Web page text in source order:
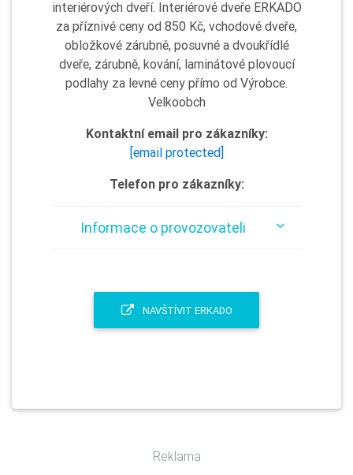
interiérových dveří. Interiérové dveře ERKADO
za příznivé ceny od 850 Kč, vchodové dveře,
obložkové zárubně, posuvné a dvoukřídlé
dveře, zárubně, kování, laminátové plovoucí
podlahy za levné ceny přímo od Výrobce.
Velkoobch
Kontaktní email pro zákazníky:
[email protected]
Telefon pro zákazníky:
Informace o provozovateli
NAVŠTÍVIT ERKADO
Reklama